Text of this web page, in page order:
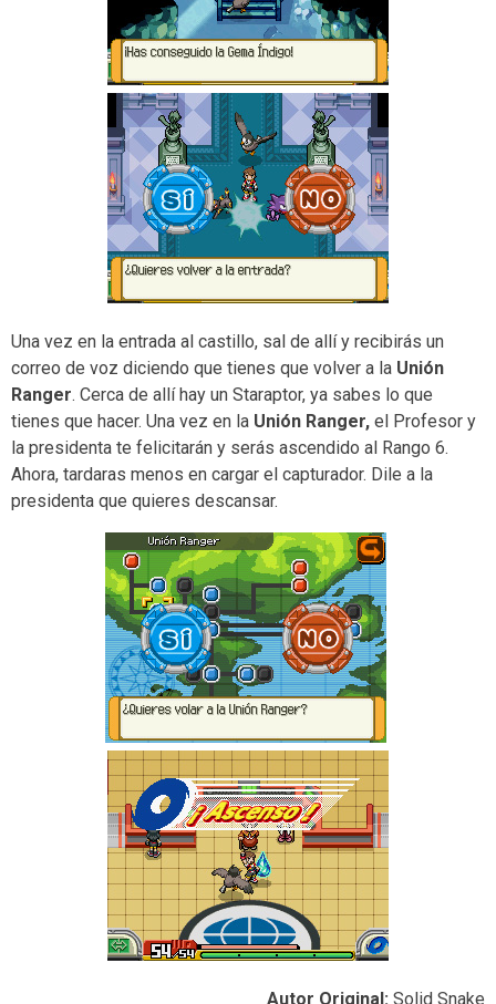
Una vez en la entrada al castillo, sal de allí y recibirás un
correo de voz diciendo que tienes que volver a la Unión
Ranger. Cerca de allí hay un Staraptor, ya sabes lo que
tienes que hacer. Una vez en la Unión Ranger, el Profesor y
la presidenta te felicitarán y serás ascendido al Rango 6.
Ahora, tardaras menos en cargar el capturador. Dile a la
presidenta que quieres descansar.
Autor Original: Solid Snake